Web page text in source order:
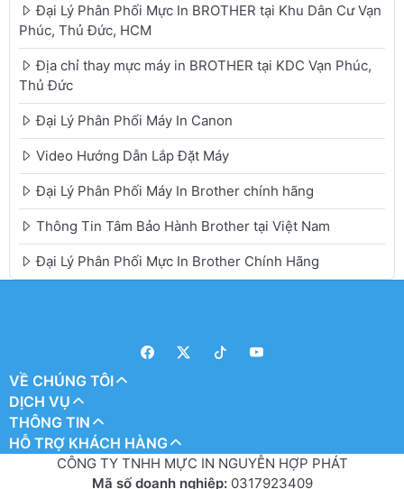
Đại Lý Phân Phối Mực In BROTHER tại Khu Dân Cư Vạn
Phúc, Thủ Đức, HCM
Địa chỉ thay mực máy in BROTHER tại KDC Vạn Phúc,
Thủ Đức
Đại Lý Phân Phối Máy In Canon
Video Hướng Dẫn Lắp Đặt Máy
Đại Lý Phân Phối Máy In Brother chính hãng
Thông Tin Tâm Bảo Hành Brother tại Việt Nam
Đại Lý Phân Phối Mực In Brother Chính Hãng
VỀ CHÚNG TÔI
DỊCH VỤ
THÔNG TIN
HỖ TRỢ KHÁCH HÀNG
CÔNG TY TNHH MỰC IN NGUYỄN HỢP PHÁT
Mã số doanh nghiệp: 0317923409